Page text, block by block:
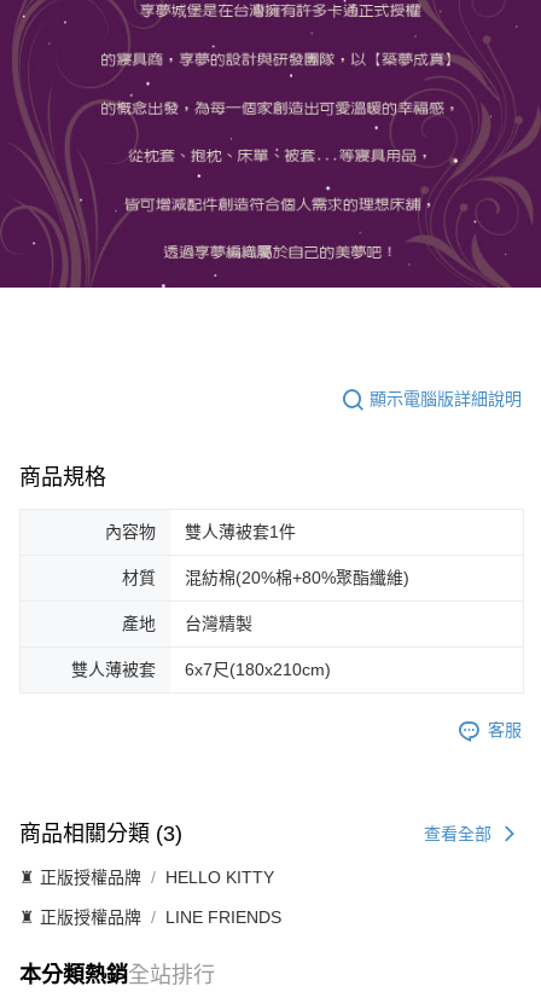
顯示電腦版詳細說明
商品規格
內容物 雙人薄被套1件
材質 混紡棉(20%棉+80%聚酯纖維)
產地 台灣精製
雙人薄被套 6x7尺(180x210cm)
客服
商品相關分類 (3) 查看全部
♜ 正版授權品牌 HELLO KITTY
♜ 正版授權品牌 LINE FRIENDS
本分類熱銷全站排行